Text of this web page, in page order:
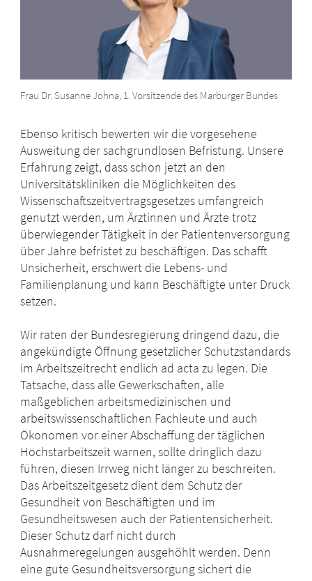
Frau Dr. Susanne Johna, 1. Vorsitzende des Marburger Bundes
Ebenso kritisch bewerten wir die vorgesehene
Ausweitung der sachgrundlosen Befristung. Unsere
Erfahrung zeigt, dass schon jetzt an den
Universitätskliniken die Möglichkeiten des
Wissenschaftszeitvertragsgesetzes umfangreich
genutzt werden, um Ärztinnen und Ärzte trotz
überwiegender Tätigkeit in der Patientenversorgung
über Jahre befristet zu beschäftigen. Das schafft
Unsicherheit, erschwert die Lebens- und
Familienplanung und kann Beschäftigte unter Druck
setzen.
Wir raten der Bundesregierung dringend dazu, die
angekündigte Öffnung gesetzlicher Schutzstandards
im Arbeitszeitrecht endlich ad acta zu legen. Die
Tatsache, dass alle Gewerkschaften, alle
maßgeblichen arbeitsmedizinischen und
arbeitswissenschaftlichen Fachleute und auch
Ökonomen vor einer Abschaffung der täglichen
Höchstarbeitszeit warnen, sollte dringlich dazu
führen, diesen Irrweg nicht länger zu beschreiten.
Das Arbeitszeitgesetz dient dem Schutz der
Gesundheit von Beschäftigten und im
Gesundheitswesen auch der Patientensicherheit.
Dieser Schutz darf nicht durch
Ausnahmeregelungen ausgehöhlt werden. Denn
eine gute Gesundheitsversorgung sichert die